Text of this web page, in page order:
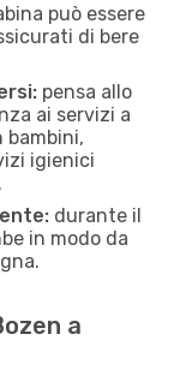
può essere
di bere
pensa allo
ai servizi a
bambini,
igienici
durante il
in modo da
a